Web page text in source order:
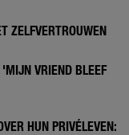
ZELFVERTROUWEN
VRIEND BLEEF
HUN PRIVÉLEVEN: